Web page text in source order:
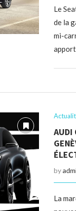
Le
de la
mi-
AUDI
by
La